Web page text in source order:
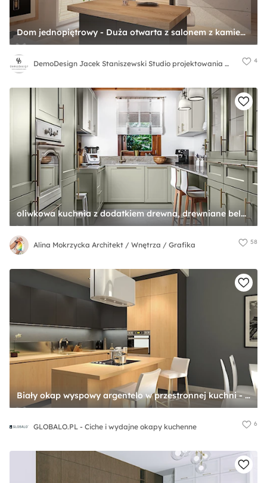
Dom jednopiętrowy - Duża otwarta z salonem z kamiennym blatem szara z zabudowaną lodówką kuchnia jednorzędowa z wyspą lub półwyspem z oknem, styl industrialny - zdjęcie od DemoDesign Jacek Staniszewski Studio projektowania wnętrz
DemoDesign Jacek Staniszewski Studio projektowania wnętrz 4
oliwkowa kuchnia z dodatkiem drewna, drewniane belki na suficie, kamienny blat - zdjęcie od Alina Mokrzycka Architekt / Wnętrza / Grafika
Alina Mokrzycka Architekt / Wnętrza / Grafika 58
Biały okap wyspowy argentelo w przestronnej kuchni - zdjęcie od GLOBALO.PL - Ciche i wydajne okapy kuchenne
GLOBALO.PL - Ciche i wydajne okapy kuchenne 6